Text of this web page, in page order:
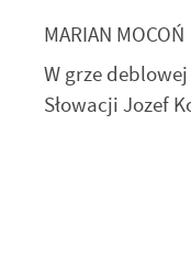
MARIAN
W grze
Słowacji Jozef